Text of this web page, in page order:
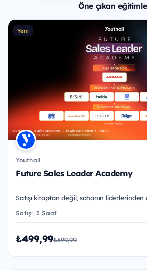
Öne çıkan
Yeni
Youthall
Future Sales Leader Academy
Satışı kitaptan değil, sahanın liderlerinden
Satış 3 Saat
₺499,99₺699,99